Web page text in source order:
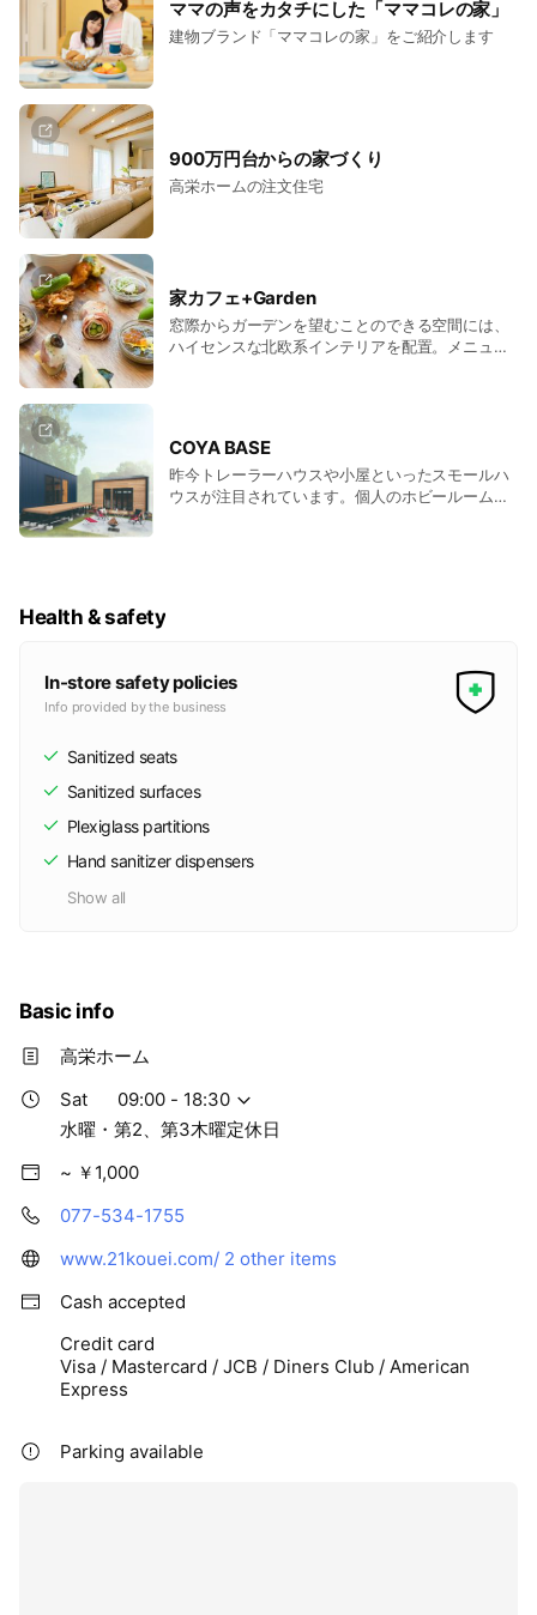
ママの声をカタチにした「ママコレの家」
建物ブランド「ママコレの家」をご紹介します
900万円台からの家づくり
高栄ホームの注文住宅
家カフェ+Garden
窓際からガーデンを望むことのできる空間には、
ハイセンスな北欧系インテリアを配置。メニュー
友人とお好きなシーンにご利用してください。
COYA BASE
昨今トレーラーハウスや小屋といったスモールハ
ウスが注目されています。個人のホビールーム
Health & safety
In-store safety policies
Info provided by the business
Sanitized seats
Sanitized surfaces
Plexiglass partitions
Hand sanitizer dispensers
Show all
Basic info
高栄ホーム
Sat
09:00 - 18:30
水曜・第2、第3木曜定休日
~ ￥1,000
077-534-1755
www.21kouei.com/ 2 other items
Cash accepted
Credit card
Visa / Mastercard / JCB / Diners Club / American
Express
Parking available